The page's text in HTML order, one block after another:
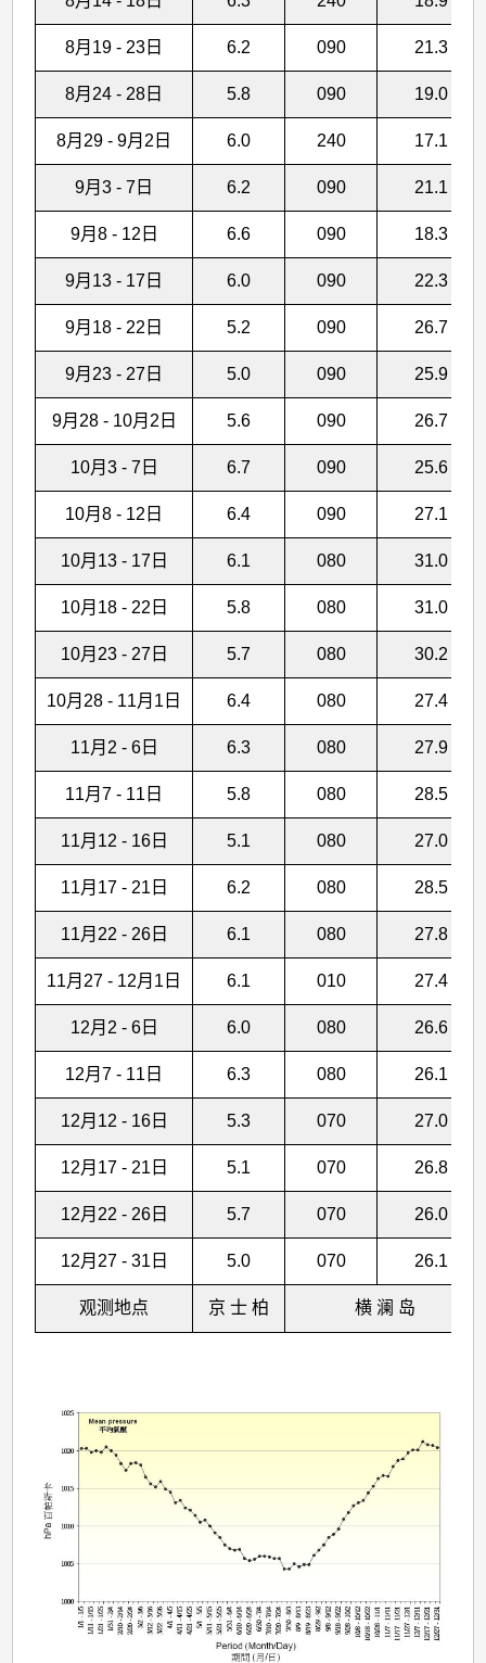
8月19 - 23日 6.2 090 21.3
8月24 - 28日 5.8 090 19.0
8月29 - 9月2日 6.0 240 17.1
9月3 - 7日 6.2 090 21.1
9月8 - 12日 6.6 090 18.3
9月13 - 17日 6.0 090 22.3
9月18 - 22日 5.2 090 26.7
9月23 - 27日 5.0 090 25.9
9月28 - 10月2日 5.6 090 26.7
10月3 - 7日 6.7 090 25.6
10月8 - 12日 6.4 090 27.1
10月13 - 17日 6.1 080 31.0
10月18 - 22日 5.8 080 31.0
10月23 - 27日 5.7 080 30.2
10月28 - 11月1日 6.4 080 27.4
11月2 - 6日 6.3 080 27.9
11月7 - 11日 5.8 080 28.5
11月12 - 16日 5.1 080 27.0
11月17 - 21日 6.2 080 28.5
11月22 - 26日 6.1 080 27.8
11月27 - 12月1日 6.1 010 27.4
12月2 - 6日 6.0 080 26.6
12月7 - 11日 6.3 080 26.1
12月12 - 16日 5.3 070 27.0
12月17 - 21日 5.1 070 26.8
12月22 - 26日 5.7 070 26.0
12月27 - 31日 5.0 070 26.1
观测地点 京 士 柏 横 澜 岛